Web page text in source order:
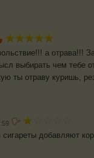
а отрава!!!
выбирать чем тебе
ты отраву куришь,
сигареты добавляют